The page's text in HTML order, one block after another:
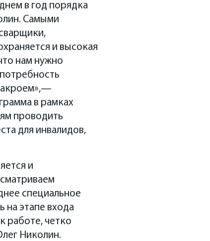
в год порядка
Самыми
и высокая
нам нужно
в рамках
проводить
для инвалидов,
и
специальное
на этапе входа
работе, четко
Николин.